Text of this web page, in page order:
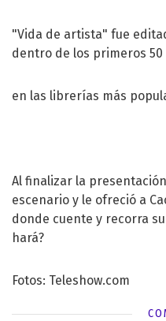
"Vida de artista" fue
dentro de los primeros
en las librerías más
Al finalizar la
escenario y le ofreció a
donde cuente y recorra
hará?
Fotos: Teleshow.com